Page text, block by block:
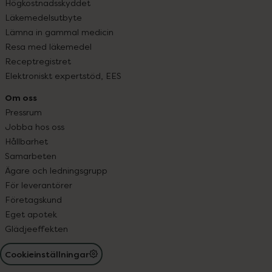
Högkostnadsskyddet
Läkemedelsutbyte
Lämna in gammal medicin
Resa med läkemedel
Receptregistret
Elektroniskt expertstöd, EES
Om oss
Pressrum
Jobba hos oss
Hållbarhet
Samarbeten
Ägare och ledningsgrupp
För leverantörer
Företagskund
Eget apotek
Glädjeeffekten
Cookieinställningar